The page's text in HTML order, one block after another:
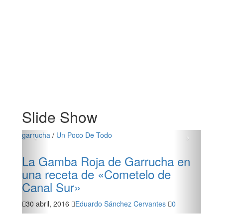
Slide Show
garrucha / Un Poco De Todo
La Gamba Roja de Garrucha en
una receta de «Cometelo de
Canal Sur»
30 abril, 2016 Eduardo Sánchez Cervantes 0
‹ ›